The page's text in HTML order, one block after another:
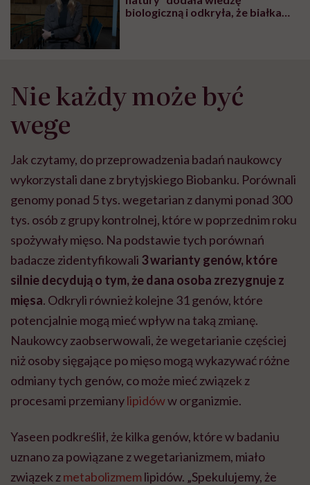
biologiczną i odkryła, że białka
Nie każdy może być
wege
Jak czytamy, do przeprowadzenia badań naukowcy
wykorzystali dane z brytyjskiego Biobanku. Porównali
genomy ponad 5 tys. wegetarian z danymi ponad 300
tys. osób z grupy kontrolnej, które w poprzednim roku
spożywały mięso. Na podstawie tych porównań
badacze zidentyfikowali 3 warianty genów, które
silnie decydują o tym, że dana osoba zrezygnuje z
mięsa. Odkryli również kolejne 31 genów, które
potencjalnie mogą mieć wpływ na taką zmianę.
Naukowcy zaobserwowali, że wegetarianie częściej
niż osoby sięgające po mięso mogą wykazywać różne
odmiany tych genów, co może mieć związek z
procesami przemianylipidóww organizmie.
Yaseen podkreślił, że kilka genów, które w badaniu
uznano za powiązane z wegetarianizmem, miało
związek zmetabolizmem lipidów. „Spekulujemy, że